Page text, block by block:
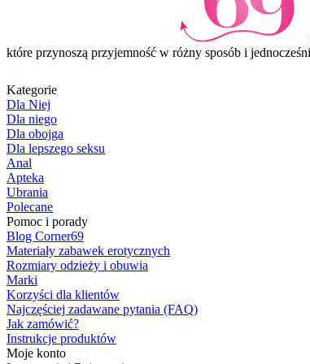
które przynoszą przyjemność w różny sposób i
Kategorie
Dla Niej
Dla niego
Dla obojga
Dla lepszego seksu
Anal
Apteka
Ubrania
Polecane
Pomoc i porady
Blog Corner69
Materiały zabawek erotycznych
Rozmiary odzieży i obuwia
Marki
Korzyści dla klientów
Najczęściej zadawane pytania (FAQ)
Jak zamówić?
Instrukcje produktów
Moje konto